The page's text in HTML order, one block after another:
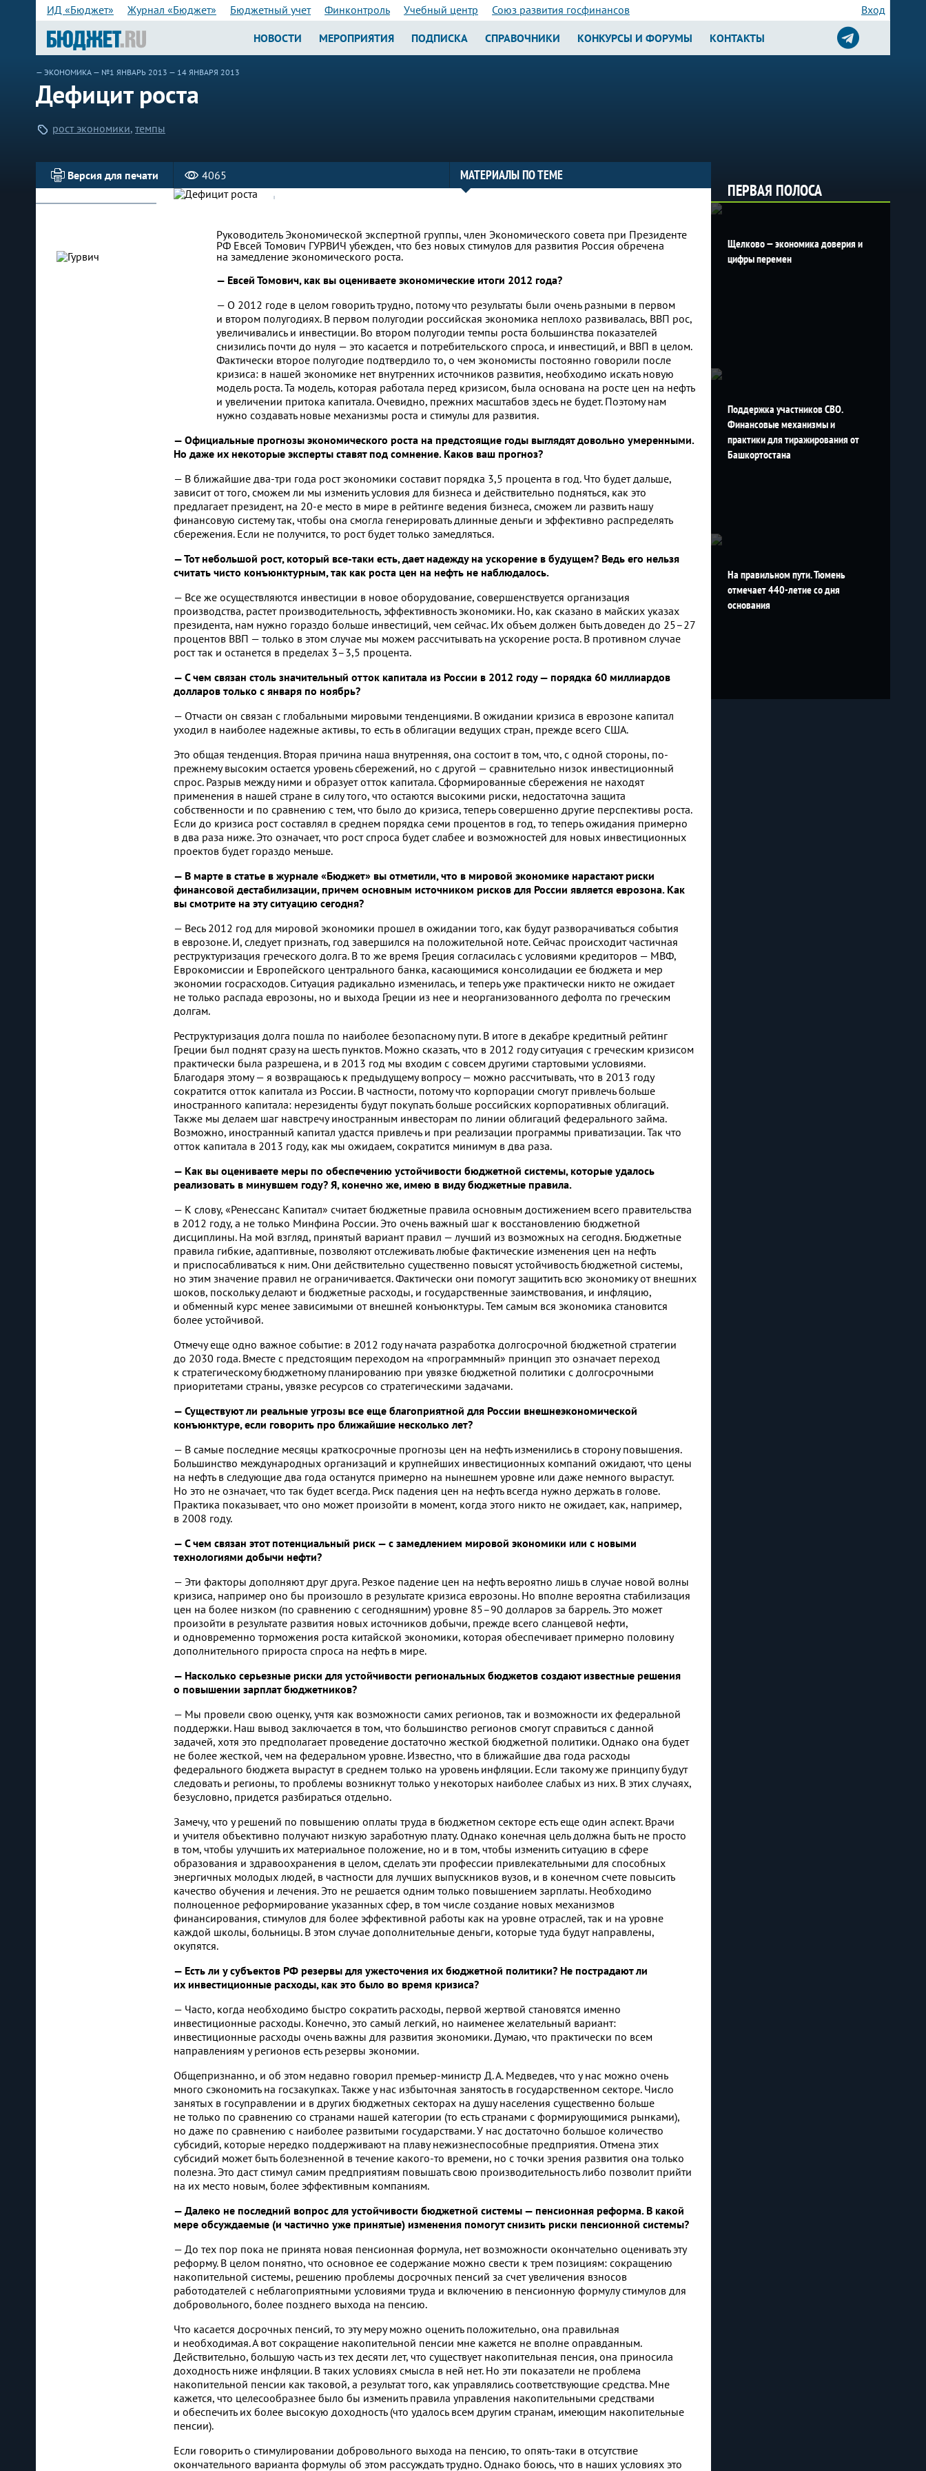
ИД «Бюджет» Журнал «Бюджет» Бюджетный учет Финконтроль Учебный центр Союз развития госфинансов Вход
НОВОСТИ МЕРОПРИЯТИЯ ПОДПИСКА СПРАВОЧНИКИ КОНКУРСЫ И ФОРУМЫ КОНТАКТЫ
— ЭКОНОМИКА — №1 ЯНВАРЬ 2013 — 14 ЯНВАРЯ 2013
Дефицит роста
рост экономики, темпы
Версия для печати 4065 МАТЕРИАЛЫ ПО ТЕМЕ
Руководитель Экономической экспертной группы, член Экономического совета при Президенте
РФ Евсей Томович ГУРВИЧ убежден, что без новых стимулов для развития Россия обречена
на замедление экономического роста.
— Евсей Томович, как вы оцениваете экономические итоги 2012 года?
— О 2012 годе в целом говорить трудно, потому что результаты были очень разными в первом
и втором полугодиях. В первом полугодии российская экономика неплохо развивалась, ВВП рос,
увеличивались и инвестиции. Во втором полугодии темпы роста большинства показателей
снизились почти до нуля — это касается и потребительского спроса, и инвестиций, и ВВП в целом.
Фактически второе полугодие подтвердило то, о чем экономисты постоянно говорили после
кризиса: в нашей экономике нет внутренних источников развития, необходимо искать новую
модель роста. Та модель, которая работала перед кризисом, была основана на росте цен на нефть
и увеличении притока капитала. Очевидно, прежних масштабов здесь не будет. Поэтому нам
нужно создавать новые механизмы роста и стимулы для развития.
— Официальные прогнозы экономического роста на предстоящие годы выглядят довольно умеренными.
Но даже их некоторые эксперты ставят под сомнение. Каков ваш прогноз?
— В ближайшие два-три года рост экономики составит порядка 3,5 процента в год. Что будет дальше,
зависит от того, сможем ли мы изменить условия для бизнеса и действительно подняться, как это
предлагает президент, на 20-е место в мире в рейтинге ведения бизнеса, сможем ли развить нашу
финансовую систему так, чтобы она смогла генерировать длинные деньги и эффективно распределять
сбережения. Если не получится, то рост будет только замедляться.
— Тот небольшой рост, который все-таки есть, дает надежду на ускорение в будущем? Ведь его нельзя
считать чисто конъюнктурным, так как роста цен на нефть не наблюдалось.
— Все же осуществляются инвестиции в новое оборудование, совершенствуется организация
производства, растет производительность, эффективность экономики. Но, как сказано в майских указах
президента, нам нужно гораздо больше инвестиций, чем сейчас. Их объем должен быть доведен до 25–27
процентов ВВП — только в этом случае мы можем рассчитывать на ускорение роста. В противном случае
рост так и останется в пределах 3–3,5 процента.
— С чем связан столь значительный отток капитала из России в 2012 году — порядка 60 миллиардов
долларов только с января по ноябрь?
— Отчасти он связан с глобальными мировыми тенденциями. В ожидании кризиса в еврозоне капитал
уходил в наиболее надежные активы, то есть в облигации ведущих стран, прежде всего США.
Это общая тенденция. Вторая причина наша внутренняя, она состоит в том, что, с одной стороны, по-
прежнему высоким остается уровень сбережений, но с другой — сравнительно низок инвестиционный
спрос. Разрыв между ними и образует отток капитала. Сформированные сбережения не находят
применения в нашей стране в силу того, что остаются высокими риски, недостаточна защита
собственности и по сравнению с тем, что было до кризиса, теперь совершенно другие перспективы роста.
Если до кризиса рост составлял в среднем порядка семи процентов в год, то теперь ожидания примерно
в два раза ниже. Это означает, что рост спроса будет слабее и возможностей для новых инвестиционных
проектов будет гораздо меньше.
— В марте в статье в журнале «Бюджет» вы отметили, что в мировой экономике нарастают риски
финансовой дестабилизации, причем основным источником рисков для России является еврозона. Как
вы смотрите на эту ситуацию сегодня?
— Весь 2012 год для мировой экономики прошел в ожидании того, как будут разворачиваться события
в еврозоне. И, следует признать, год завершился на положительной ноте. Сейчас происходит частичная
реструктуризация греческого долга. В то же время Греция согласилась с условиями кредиторов — МВФ,
Еврокомиссии и Европейского центрального банка, касающимися консолидации ее бюджета и мер
экономии госрасходов. Ситуация радикально изменилась, и теперь уже практически никто не ожидает
не только распада еврозоны, но и выхода Греции из нее и неорганизованного дефолта по греческим
долгам.
Реструктуризация долга пошла по наиболее безопасному пути. В итоге в декабре кредитный рейтинг
Греции был поднят сразу на шесть пунктов. Можно сказать, что в 2012 году ситуация с греческим кризисом
практически была разрешена, и в 2013 год мы входим с совсем другими стартовыми условиями.
Благодаря этому — я возвращаюсь к предыдущему вопросу — можно рассчитывать, что в 2013 году
сократится отток капитала из России. В частности, потому что корпорации смогут привлечь больше
иностранного капитала: нерезиденты будут покупать больше российских корпоративных облигаций.
Также мы делаем шаг навстречу иностранным инвесторам по линии облигаций федерального займа.
Возможно, иностранный капитал удастся привлечь и при реализации программы приватизации. Так что
отток капитала в 2013 году, как мы ожидаем, сократится минимум в два раза.
— Как вы оцениваете меры по обеспечению устойчивости бюджетной системы, которые удалось
реализовать в минувшем году? Я, конечно же, имею в виду бюджетные правила.
— К слову, «Ренессанс Капитал» считает бюджетные правила основным достижением всего правительства
в 2012 году, а не только Минфина России. Это очень важный шаг к восстановлению бюджетной
дисциплины. На мой взгляд, принятый вариант правил — лучший из возможных на сегодня. Бюджетные
правила гибкие, адаптивные, позволяют отслеживать любые фактические изменения цен на нефть
и приспосабливаться к ним. Они действительно существенно повысят устойчивость бюджетной системы,
но этим значение правил не ограничивается. Фактически они помогут защитить всю экономику от внешних
шоков, поскольку делают и бюджетные расходы, и государственные заимствования, и инфляцию,
и обменный курс менее зависимыми от внешней конъюнктуры. Тем самым вся экономика становится
более устойчивой.
Отмечу еще одно важное событие: в 2012 году начата разработка долгосрочной бюджетной стратегии
до 2030 года. Вместе с предстоящим переходом на «программный» принцип это означает переход
к стратегическому бюджетному планированию при увязке бюджетной политики с долгосрочными
приоритетами страны, увязке ресурсов со стратегическими задачами.
— Существуют ли реальные угрозы все еще благоприятной для России внешнеэкономической
конъюнктуре, если говорить про ближайшие несколько лет?
— В самые последние месяцы краткосрочные прогнозы цен на нефть изменились в сторону повышения.
Большинство международных организаций и крупнейших инвестиционных компаний ожидают, что цены
на нефть в следующие два года останутся примерно на нынешнем уровне или даже немного вырастут.
Но это не означает, что так будет всегда. Риск падения цен на нефть всегда нужно держать в голове.
Практика показывает, что оно может произойти в момент, когда этого никто не ожидает, как, например,
в 2008 году.
— С чем связан этот потенциальный риск — с замедлением мировой экономики или с новыми
технологиями добычи нефти?
— Эти факторы дополняют друг друга. Резкое падение цен на нефть вероятно лишь в случае новой волны
кризиса, например оно бы произошло в результате кризиса еврозоны. Но вполне вероятна стабилизация
цен на более низком (по сравнению с сегодняшним) уровне 85–90 долларов за баррель. Это может
произойти в результате развития новых источников добычи, прежде всего сланцевой нефти,
и одновременно торможения роста китайской экономики, которая обеспечивает примерно половину
дополнительного прироста спроса на нефть в мире.
— Насколько серьезные риски для устойчивости региональных бюджетов создают известные решения
о повышении зарплат бюджетников?
— Мы провели свою оценку, учтя как возможности самих регионов, так и возможности их федеральной
поддержки. Наш вывод заключается в том, что большинство регионов смогут справиться с данной
задачей, хотя это предполагает проведение достаточно жесткой бюджетной политики. Однако она будет
не более жесткой, чем на федеральном уровне. Известно, что в ближайшие два года расходы
федерального бюджета вырастут в среднем только на уровень инфляции. Если такому же принципу будут
следовать и регионы, то проблемы возникнут только у некоторых наиболее слабых из них. В этих случаях,
безусловно, придется разбираться отдельно.
Замечу, что у решений по повышению оплаты труда в бюджетном секторе есть еще один аспект. Врачи
и учителя объективно получают низкую заработную плату. Однако конечная цель должна быть не просто
в том, чтобы улучшить их материальное положение, но и в том, чтобы изменить ситуацию в сфере
образования и здравоохранения в целом, сделать эти профессии привлекательными для способных
энергичных молодых людей, в частности для лучших выпускников вузов, и в конечном счете повысить
качество обучения и лечения. Это не решается одним только повышением зарплаты. Необходимо
полноценное реформирование указанных сфер, в том числе создание новых механизмов
финансирования, стимулов для более эффективной работы как на уровне отраслей, так и на уровне
каждой школы, больницы. В этом случае дополнительные деньги, которые туда будут направлены,
окупятся.
— Есть ли у субъектов РФ резервы для ужесточения их бюджетной политики? Не пострадают ли
их инвестиционные расходы, как это было во время кризиса?
— Часто, когда необходимо быстро сократить расходы, первой жертвой становятся именно
инвестиционные расходы. Конечно, это самый легкий, но наименее желательный вариант:
инвестиционные расходы очень важны для развития экономики. Думаю, что практически по всем
направлениям у регионов есть резервы экономии.
Общепризнанно, и об этом недавно говорил премьер-министр Д. А. Медведев, что у нас можно очень
много сэкономить на госзакупках. Также у нас избыточная занятость в государственном секторе. Число
занятых в госуправлении и в других бюджетных секторах на душу населения существенно больше
не только по сравнению со странами нашей категории (то есть странами с формирующимися рынками),
но даже по сравнению с наиболее развитыми государствами. У нас достаточно большое количество
субсидий, которые нередко поддерживают на плаву нежизнеспособные предприятия. Отмена этих
субсидий может быть болезненной в течение какого-то времени, но с точки зрения развития она только
полезна. Это даст стимул самим предприятиям повышать свою производительность либо позволит прийти
на их место новым, более эффективным компаниям.
— Далеко не последний вопрос для устойчивости бюджетной системы — пенсионная реформа. В какой
мере обсуждаемые (и частично уже принятые) изменения помогут снизить риски пенсионной системы?
— До тех пор пока не принята новая пенсионная формула, нет возможности окончательно оценивать эту
реформу. В целом понятно, что основное ее содержание можно свести к трем позициям: сокращению
накопительной системы, решению проблемы досрочных пенсий за счет увеличения взносов
работодателей с неблагоприятными условиями труда и включению в пенсионную формулу стимулов для
добровольного, более позднего выхода на пенсию.
Что касается досрочных пенсий, то эту меру можно оценить положительно, она правильная
и необходимая. А вот сокращение накопительной пенсии мне кажется не вполне оправданным.
Действительно, большую часть из тех десяти лет, что существует накопительная пенсия, она приносила
доходность ниже инфляции. В таких условиях смысла в ней нет. Но эти показатели не проблема
накопительной пенсии как таковой, а результат того, как управлялись соответствующие средства. Мне
кажется, что целесообразнее было бы изменить правила управления накопительными средствами
и обеспечить их более высокую доходность (что удалось всем другим странам, имеющим накопительные
пенсии).
Если говорить о стимулировании добровольного выхода на пенсию, то опять-таки в отсутствие
окончательного варианта формулы об этом рассуждать трудно. Однако боюсь, что в наших условиях это
ПЕРВАЯ ПОЛОСА
Щелково — экономика доверия и
цифры перемен
Поддержка участников СВО.
Финансовые механизмы и
практики для тиражирования от
Башкортостана
На правильном пути. Тюмень
отмечает 440-летие со дня
основания